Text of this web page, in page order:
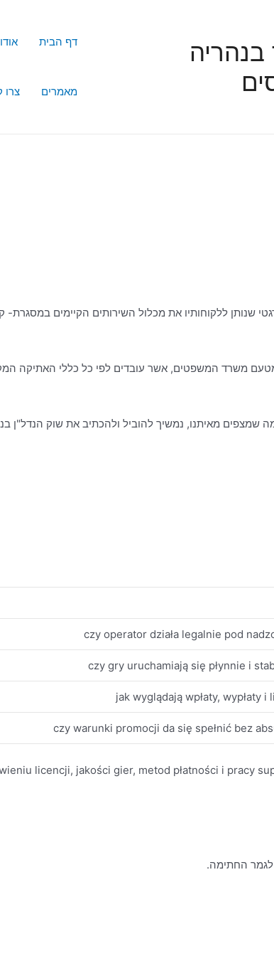
בנהריה
דף הבית
מאמרים צרו
שנותן ללקוחותיו את מכלול השירותים הקיימים
שמצפים מאיתנו, נמשיך להוביל ולהכתיב את שוק הנדל"ן
czy operator działa legalnie pod
czy gry uruchamiają się płynnie i
jak wyglądają wpłaty, wypłaty i
czy warunki promocji da się spełnić bez
licencji, jakości gier, metod płatności i pracy
לגמר החתימה.